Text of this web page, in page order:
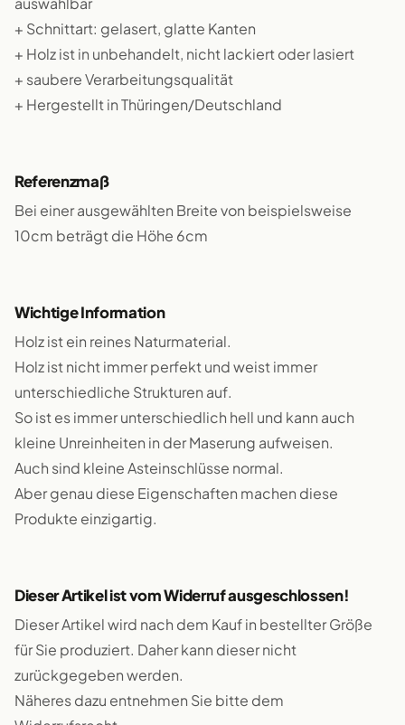
+ Schnittart: gelasert, glatte Kanten
+ Holz ist in unbehandelt, nicht lackiert oder lasiert
+ saubere Verarbeitungsqualität
+ Hergestellt in Thüringen/Deutschland
Referenzmaß
Bei einer ausgewählten Breite von beispielsweise
10cm beträgt die Höhe 6cm
Wichtige Information
Holz ist ein reines Naturmaterial.
Holz ist nicht immer perfekt und weist immer
unterschiedliche Strukturen auf.
So ist es immer unterschiedlich hell und kann auch
kleine Unreinheiten in der Maserung aufweisen.
Auch sind kleine Asteinschlüsse normal.
Aber genau diese Eigenschaften machen diese
Produkte einzigartig.
Dieser Artikel ist vom Widerruf ausgeschlossen!
Dieser Artikel wird nach dem Kauf in bestellter Größe
für Sie produziert. Daher kann dieser nicht
zurückgegeben werden.
Näheres dazu entnehmen Sie bitte dem